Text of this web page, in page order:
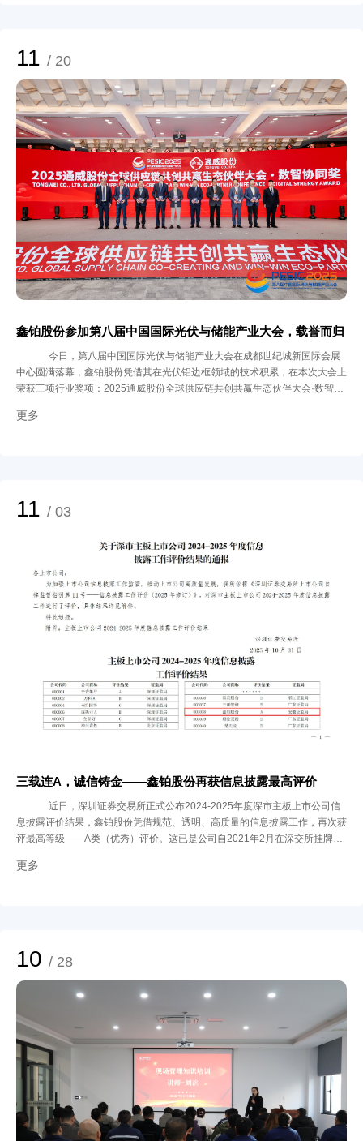
则指出：“我们期待实现科研与产业需求的同频共振。” 实习启航：安全为基，
实践育人 此前，南信大材料物理专业学生已率先进入鑫铂股份开展生产实
习，通过企业文化导入、安全培训、车间观摩与技术座谈等环节，在沉浸式体
验中深化专业认知，完成从“学习者”到“实践者”的转变。 面向未来：持续深
耕，协同创新 鑫铂股份将以此次基地挂牌为起点，持续拓展合作深度与广
度，实现“人才共育、过程共管、成果共享”。
11 / 20
鑫铂股份参加第八届中国国际光伏与储能产业大会，载誉而归
今日，第八届中国国际光伏与储能产业大会在成都世纪城新国际会展
中心圆满落幕，鑫铂股份凭借其在光伏铝边框领域的技术积累，在本次大会上
荣获三项行业奖项：2025通威股份全球供应链共创共赢生态伙伴大会·数智协
国国际光伏与储能产业大会全球合作伙伴&卓越企业奖，彰显了行业对其专业
领域的先进产品及技术实力，向业界传递了以创新驱动高质量发展的理念。面
对光伏铝边框行业的激烈竞争，鑫铂股份在未来几年内将持续发力，提升产品
方面做大，在别人所专所精的环节有效配合。鑫铂股份作为光伏铝边框领域的
龙头企业，多年来与多家重点光伏企业保持紧密合作，共同抵御市场不确定性
带来的风险。同时，鑫铂股份通过技术升级、数智化打造与多元化布局，积极
参与并推动光储产业的健康发展。其发展路径印证了中国光储企业的成长轨迹
——以技术立身，靠品质取胜，依合作共赢。
更多
11 / 03
三载连A，诚信铸金——鑫铂股份再获信息披露最高评价
近日，深圳证券交易所正式公布2024-2025年度深市主板上市公司信
息披露评价结果，鑫铂股份凭借规范、透明、高质量的信息披露工作，再次获
评最高等级——A类（优秀）评价。这已是公司自2021年2月在深交所挂牌上
资者关系管理方面持续保持的高水准，也进一步彰显了资本市场对鑫铂股份诚
力明证。 鑫铂始终将信息披露工作视为公司治理的生命线，力求建立一套科
学、规范、高效的信息披露管理体系：严格遵循深交所信息披露相关规定，确
保公告内容真实、准确、完整，不存在虚假记载、误导性陈述或重大遗漏；通
过多种渠道与投资者保持良性互动，及时回应市场关切，公平保障所有投资者
的知情权；不断完善信息披露内部管理制度，加强相关人员培训，提升业务水
平。 连续三年获得信息披露A类评价，是监管机构及资本市场对鑫铂股份的认
可与鼓励，公司将以此为契机，持续深化信息披露制度建设，不断提升公司治
理的规范化、透明化水平，致力于成为投资者心中值得信赖与依靠的优质企
业。
更多
10 / 28